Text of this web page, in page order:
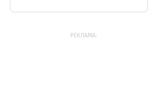
РЕКЛАМА: